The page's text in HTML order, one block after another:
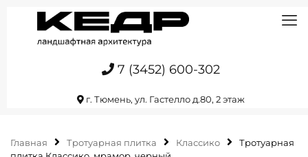
7 (3452) 600-302
г. Тюмень, ул. Гастелло д.80, 2 этаж
Главная Тротуарная плитка Классико
Тротуарная